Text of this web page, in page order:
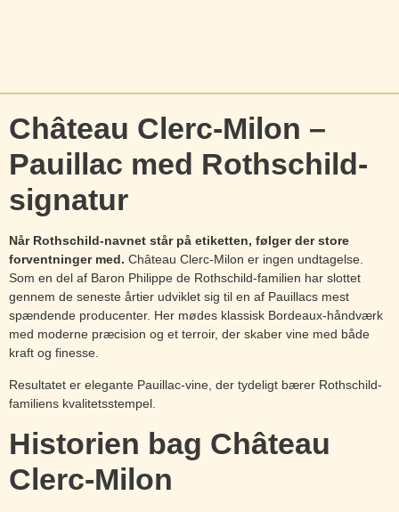
Château Clerc-Milon –
Pauillac med Rothschild-
signatur
Når Rothschild-navnet står på etiketten, følger der store
forventninger med. Château Clerc-Milon er ingen undtagelse.
Som en del af Baron Philippe de Rothschild-familien har slottet
gennem de seneste årtier udviklet sig til en af Pauillacs mest
spændende producenter. Her mødes klassisk Bordeaux-håndværk
med moderne præcision og et terroir, der skaber vine med både
kraft og finesse.
Resultatet er elegante Pauillac-vine, der tydeligt bærer Rothschild-
familiens kvalitetsstempel.
Historien bag Château
Clerc-Milon